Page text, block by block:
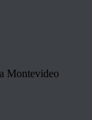
Montevideo